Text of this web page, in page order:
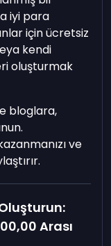
iyi para
için ücretsiz
kendi
oluşturmak
bloglara,
ve
Arası